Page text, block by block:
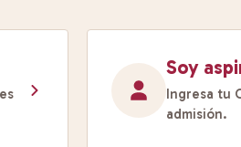
Soy
Ingresa tu
admisión.